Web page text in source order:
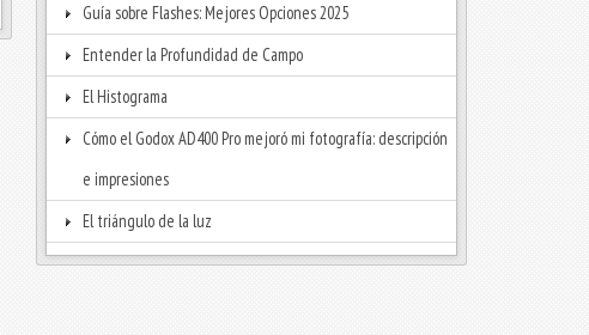
Guía sobre Flashes: Mejores Opciones 2025
Entender la Profundidad de Campo
El Histograma
Cómo el Godox AD400 Pro mejoró mi fotografía: descripción
e impresiones
El triángulo de la luz